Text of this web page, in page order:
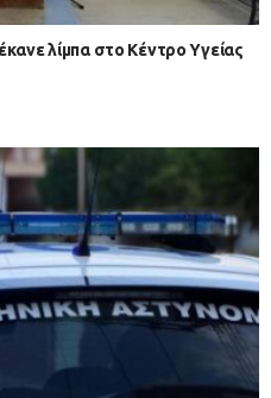
λίμπα στο Κέντρο Υγείας